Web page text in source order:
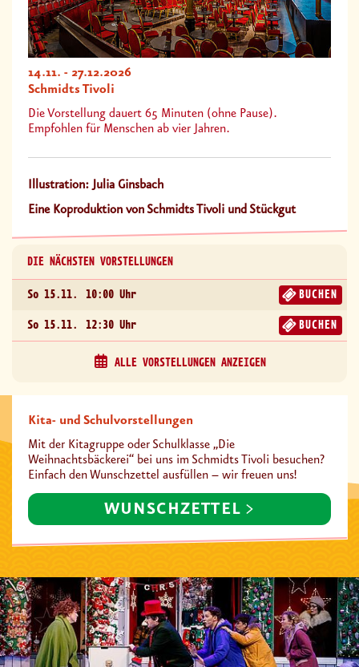
14.11. - 27.12.2026
Schmidts Tivoli
Die Vorstellung dauert 65 Minuten (ohne Pause).
Empfohlen für Menschen ab vier Jahren.
Illustration: Julia Ginsbach
Eine Koproduktion von Schmidts Tivoli und Stückgut
DIE NÄCHSTEN VORSTELLUNGEN
So 15.11. 10:00 Uhr BUCHEN
So 15.11. 12:30 Uhr BUCHEN
ALLE VORSTELLUNGEN ANZEIGEN
Kita- und Schulvorstellungen
Mit der Kitagruppe oder Schulklasse „Die
Weihnachtsbäckerei“ bei uns im Schmidts Tivoli besuchen?
Einfach den Wunschzettel ausfüllen – wir freuen uns!
WUNSCHZETTEL